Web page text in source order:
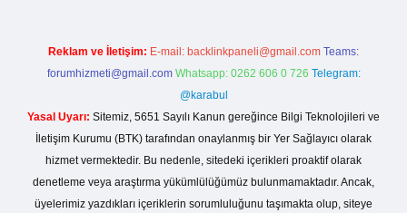
Reklam ve İletişim: E-mail: backlinkpaneli@gmail.com Teams:
forumhizmeti@gmail.com Whatsapp: 0262 606 0 726 Telegram:
@karabul
Yasal Uyarı: Sitemiz, 5651 Sayılı Kanun gereğince Bilgi Teknolojileri ve
İletişim Kurumu (BTK) tarafından onaylanmış bir Yer Sağlayıcı olarak
hizmet vermektedir. Bu nedenle, sitedeki içerikleri proaktif olarak
denetleme veya araştırma yükümlülüğümüz bulunmamaktadır. Ancak,
üyelerimiz yazdıkları içeriklerin sorumluluğunu taşımakta olup, siteye